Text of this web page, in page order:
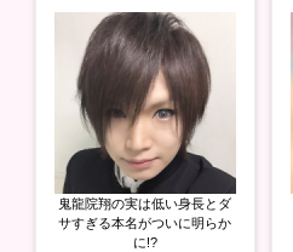
鬼龍院翔の実は低い身長とダ
サすぎる本名がついに明らか
に!?